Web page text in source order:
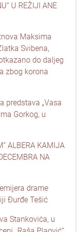
U REŽIJI ANE
Maksima
Svibena,
do daljeg
zbog korona
predstava „Vasa
Gorkog, u
ALBERA KAMIJA
NA
drame
Đurđe Tešić
Stankovića, u